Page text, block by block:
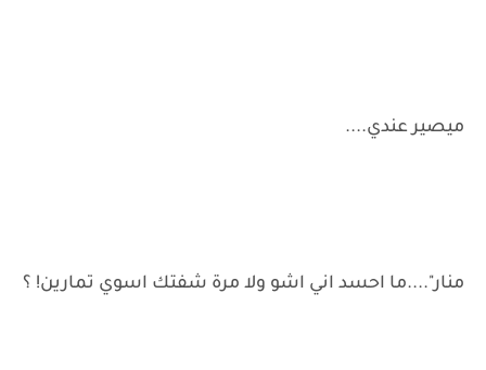
ميصير عندي....
منار"....ما احسد اني اشو ولا مرة شفتك اسوي تمارين! ؟